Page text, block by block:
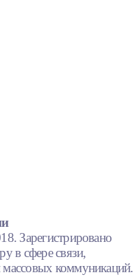
Зарегистрировано
в сфере связи,
коммуникаций.